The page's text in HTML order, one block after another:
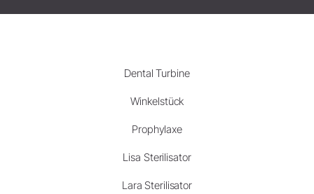
Dental Turbine
Winkelstück
Prophylaxe
Lisa Sterilisator
Lara Sterilisator